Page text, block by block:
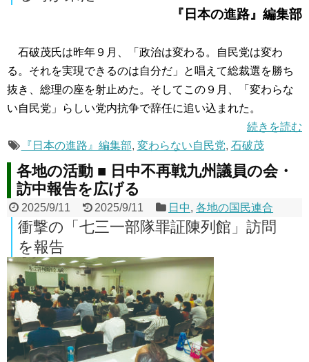
『日本の進路』編集部
石破茂氏は昨年９月、「政治は変わる。自民党は変わ
る。それを実現できるのは自分だ」と唱えて総裁選を勝ち
抜き、総理の座を射止めた。そしてこの９月、「変わらな
い自民党」らしい党内抗争で辞任に追い込まれた。
続きを読む
『日本の進路』編集部, 変わらない自民党, 石破茂
各地の活動 ■ 日中不再戦九州議員の会・
訪中報告を広げる
2025/9/11 2025/9/11 日中,各地の国民連合
衝撃の「七三一部隊罪証陳列館」訪問
を報告